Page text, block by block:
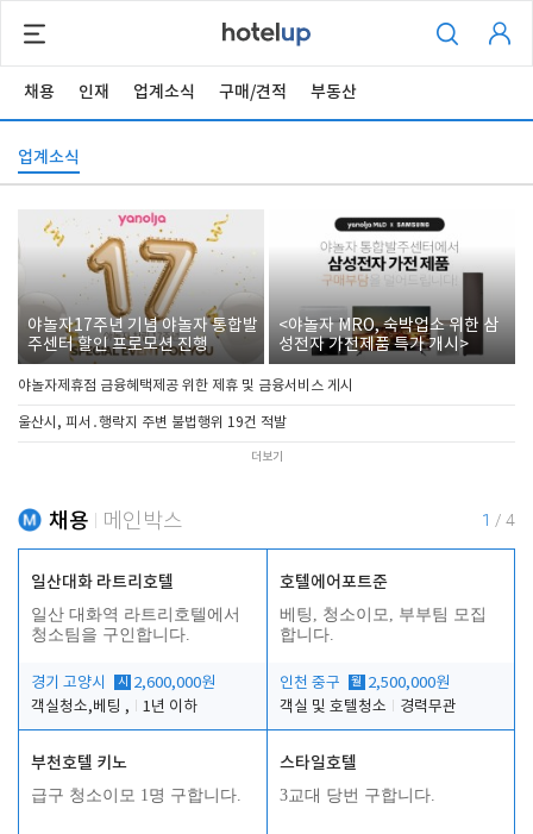
채용 인재 업계소식 구매/견적 부동산
업계소식
야놀자17주년 기념 야놀자 통합발
주센터 할인 프로모션 진행
<야놀자 MRO, 숙박업소 위한 삼
성전자 가전제품 특가 개시>
야놀자제휴점 금융혜택제공 위한 제휴 및 금융서비스 게시
울산시, 피서․행락지 주변 불법행위 19건 적발
더보기
채용 메인박스 1 / 4
일산대화 라트리호텔
일산 대화역 라트리호텔에서
청소팀을 구인합니다.
경기 고양시 시
2,600,000원
객실청소,베팅 ,
1년 이하
호텔에어포트준
베팅, 청소이모, 부부팀 모집
합니다.
인천 중구 월 2,500,000원
객실 및 호텔청소
경력무관
부천호텔 키노
급구 청소이모 1명 구합니다.
스타일호텔
3교대 당번 구합니다.